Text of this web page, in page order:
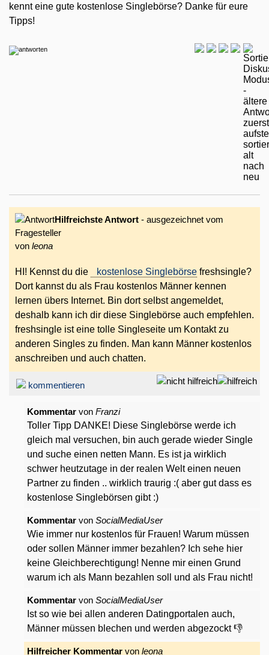
kennt eine gute kostenlose Singlebörse? Danke für eure
Tipps!
Hilfreichste Antwort - ausgezeichnet vom
Fragesteller
von leona
HI! Kennst du die kostenlose Singlebörse freshsingle?
Dort kannst du als Frau kostenlos Männer kennen
lernen übers Internet. Bin dort selbst angemeldet,
deshalb kann ich dir diese Singlebörse auch empfehlen.
freshsingle ist eine tolle Singleseite um Kontakt zu
anderen Singles zu finden. Man kann Männer kostenlos
anschreiben und auch chatten.
kommentieren
Kommentar von Franzi
Toller Tipp DANKE! Diese Singlebörse werde ich
gleich mal versuchen, bin auch gerade wieder Single
und suche einen netten Mann. Es ist ja wirklich
schwer heutzutage in der realen Welt einen neuen
Partner zu finden .. wirklich traurig :( aber gut dass es
kostenlose Singlebörsen gibt :)
Kommentar von SocialMediaUser
Wie immer nur kostenlos für Frauen! Warum müssen
oder sollen Männer immer bezahlen? Ich sehe hier
keine Gleichberechtigung! Nenne mir einen Grund
warum ich als Mann bezahlen soll und als Frau nicht!
Kommentar von SocialMediaUser
Ist so wie bei allen anderen Datingportalen auch,
Männer müssen blechen und werden abgezockt 👎
Hilfreicher Kommentar von leona